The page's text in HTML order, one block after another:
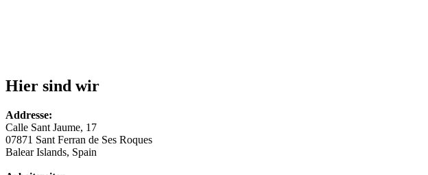
Hier sind wir
Addresse:
Calle Sant Jaume, 17
07871 Sant Ferran de Ses Roques
Balear Islands, Spain